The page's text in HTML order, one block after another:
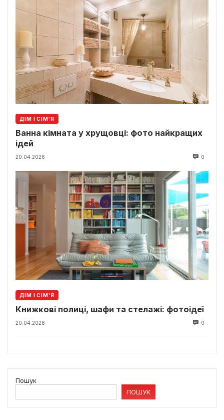
ДІМ І СІМ'Я
Ванна кімната у хрущовці: фото найкращих
ідей
20.04.2026 0
ДІМ І СІМ'Я
Книжкові полиці, шафи та стелажі: фотоідеї
20.04.2026 0
Пошук
ПОШУК